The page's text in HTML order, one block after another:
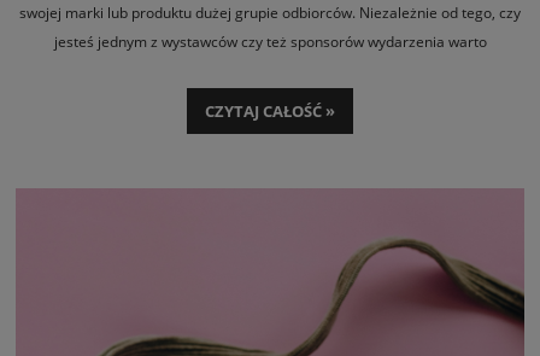
swojej marki lub produktu dużej grupie odbiorców. Niezależnie od tego, czy
jesteś jednym z wystawców czy też sponsorów wydarzenia warto
wytchnienia oraz okazję do spokojnej rozmowy i nawiązania nowych
oprócz stoiska promocyjnego oraz barku z napojami i przekąskami?
CZYTAJ CAŁOŚĆ »